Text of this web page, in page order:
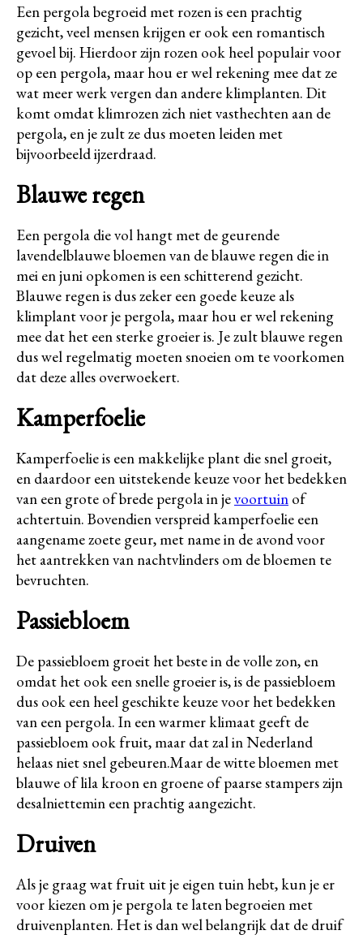
Een pergola begroeid met rozen is een prachtig
gezicht, veel mensen krijgen er ook een romantisch
gevoel bij. Hierdoor zijn rozen ook heel populair voor
op een pergola, maar hou er wel rekening mee dat ze
wat meer werk vergen dan andere klimplanten. Dit
komt omdat klimrozen zich niet vasthechten aan de
pergola, en je zult ze dus moeten leiden met
bijvoorbeeld ijzerdraad.
Blauwe regen
Een pergola die vol hangt met de geurende
lavendelblauwe bloemen van de blauwe regen die in
mei en juni opkomen is een schitterend gezicht.
Blauwe regen is dus zeker een goede keuze als
klimplant voor je pergola, maar hou er wel rekening
mee dat het een sterke groeier is. Je zult blauwe regen
dus wel regelmatig moeten snoeien om te voorkomen
dat deze alles overwoekert.
Kamperfoelie
Kamperfoelie is een makkelijke plant die snel groeit,
en daardoor een uitstekende keuze voor het bedekken
van een grote of brede pergola in jevoortuin of
achtertuin. Bovendien verspreid kamperfoelie een
aangename zoete geur, met name in de avond voor
het aantrekken van nachtvlinders om de bloemen te
bevruchten.
Passiebloem
De passiebloem groeit het beste in de volle zon, en
omdat het ook een snelle groeier is, is de passiebloem
dus ook een heel geschikte keuze voor het bedekken
van een pergola. In een warmer klimaat geeft de
passiebloem ook fruit, maar dat zal in Nederland
helaas niet snel gebeuren.Maar de witte bloemen met
blauwe of lila kroon en groene of paarse stampers zijn
desalniettemin een prachtig aangezicht.
Druiven
Als je graag wat fruit uit je eigen tuin hebt, kun je er
voor kiezen om je pergola te laten begroeien met
druivenplanten. Het is dan wel belangrijk dat de druif